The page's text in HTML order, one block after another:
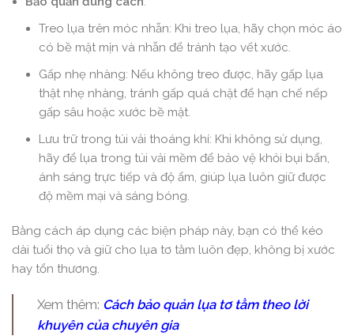
Treo lụa trên móc nhẵn: Khi treo lụa, hãy chọn móc áo
có bề mặt mịn và nhẵn để tránh tạo vết xước.
Gấp nhẹ nhàng: Nếu không treo được, hãy gấp lụa
thật nhẹ nhàng, tránh gấp quá chặt để hạn chế nếp
gấp sâu hoặc xước bề mặt.
Lưu trữ trong túi vải thoáng khí: Khi không sử dụng,
hãy để lụa trong túi vải mềm để bảo vệ khỏi bụi bẩn,
ánh sáng trực tiếp và độ ẩm, giúp lụa luôn giữ được
độ mềm mại và sáng bóng.
Bằng cách áp dụng các biện pháp này, bạn có thể kéo
dài tuổi thọ và giữ cho lụa tơ tằm luôn đẹp, không bị xước
hay tổn thương.
Xem thêm: Cách bảo quản lụa tơ tằm theo lời
khuyên của chuyên gia